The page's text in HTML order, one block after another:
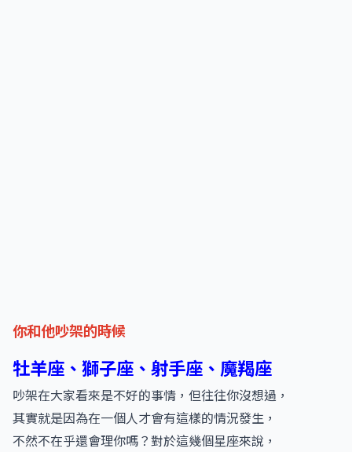
你和他吵架的時候
牡羊座、獅子座、射手座、魔羯座
吵架在大家看來是不好的事情，但往往你沒想過，
其實就是因為在一個人才會有這樣的情況發生，
不然不在乎還會理你嗎？對於這幾個星座來說，